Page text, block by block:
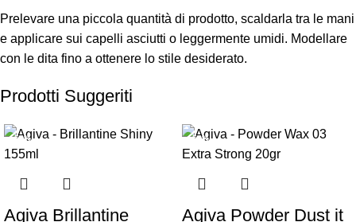
Prelevare una piccola quantità di prodotto, scaldarla tra le mani
e applicare sui capelli asciutti o leggermente umidi. Modellare
con le dita fino a ottenere lo stile desiderato.
Prodotti Suggeriti
-50%
Agiva Brillantine
-50%
Agiva Powder Dust it